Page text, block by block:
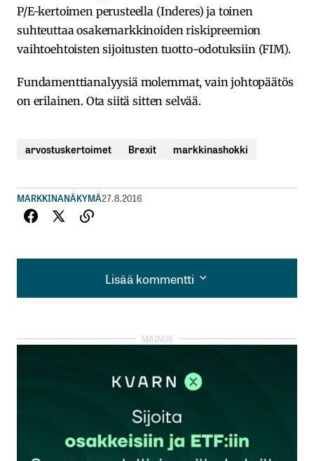
P/E-kertoimen perusteella (Inderes) ja toinen
suhteuttaa osakemarkkinoiden riskipreemion
vaihtoehtoisten sijoitusten tuotto-odotuksiin (FIM).
Fundamenttianalyysiä molemmat, vain johtopäätös
on erilainen. Ota siitä sitten selvää.
arvostuskertoimet Brexit markkinashokki
MARKKINANÄKYMÄ27.8.2016
Lisää kommentti
Lisää kommentti
kirjautua
rekisteröityä